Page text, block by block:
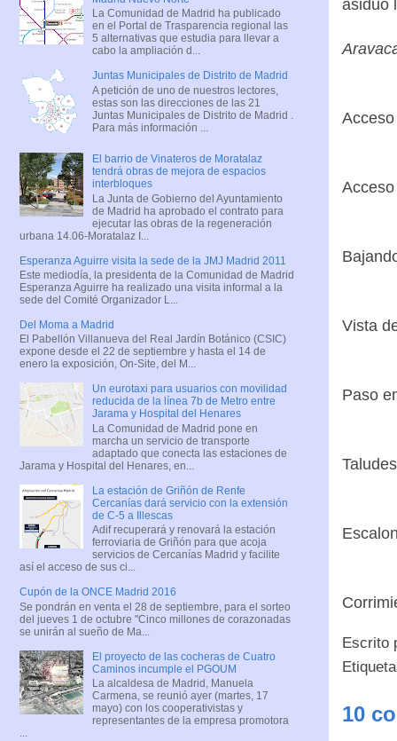
asiduo
Vista
Paso
Escrito
10
La Comunidad de Madrid ha publicado
en el Portal de Trasparencia regional las
5 alternativas que estudia para llevar a
cabo la ampliación d...
Juntas Municipales de Distrito de Madrid
A petición de uno de nuestros lectores,
estas son las direcciones de las 21
Juntas Municipales de Distrito de Madrid .
Para más información ...
El barrio de Vinateros de Moratalaz
tendrá obras de mejora de espacios
interbloques
La Junta de Gobierno del Ayuntamiento
de Madrid ha aprobado el contrato para
ejecutar las obras de la regeneración
urbana 14.06-Moratalaz I...
Esperanza Aguirre visita la sede de la JMJ Madrid 2011
Este mediodía, la presidenta de la Comunidad de Madrid
Esperanza Aguirre ha realizado una visita informal a la
sede del Comité Organizador L...
Del Moma a Madrid
El Pabellón Villanueva del Real Jardín Botánico (CSIC)
expone desde el 22 de septiembre y hasta el 14 de
enero la exposición, On-Site, del M...
Un eurotaxi para usuarios con movilidad
reducida de la línea 7b de Metro entre
Jarama y Hospital del Henares
La Comunidad de Madrid pone en
marcha un servicio de transporte
adaptado que conecta las estaciones de
Jarama y Hospital del Henares, en...
La estación de Griñón de Renfe
Cercanías dará servicio con la extensión
de C-5 a Illescas
Adif recuperará y renovará la estación
ferroviaria de Griñón para que acoja
servicios de Cercanías Madrid y facilite
así el acceso de sus ci...
Cupón de la ONCE Madrid 2016
Se pondrán en venta el 28 de septiembre, para el sorteo
del jueves 1 de octubre "Cinco millones de corazonadas
se unirán al sueño de Ma...
El proyecto de las cocheras de Cuatro
Caminos incumple el PGOUM
La alcaldesa de Madrid, Manuela
Carmena, se reunió ayer (martes, 17
mayo) con los cooperativistas y
representantes de la empresa promotora
...